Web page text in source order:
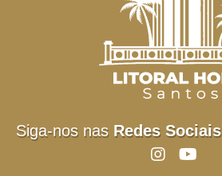
Siga-nos nas Redes Sociais